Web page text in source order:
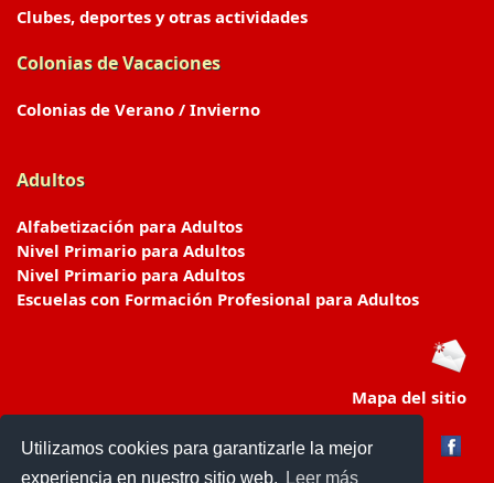
Utilizamos cookies para garantizarle la mejor
experiencia en nuestro sitio web.
Leer más
Clubes, deportes y otras actividades
Colonias de Vacaciones
Colonias de Verano / Invierno
Adultos
Alfabetización para Adultos
Nivel Primario para Adultos
Nivel Primario para Adultos
Escuelas con Formación Profesional para Adultos
Mapa del sitio